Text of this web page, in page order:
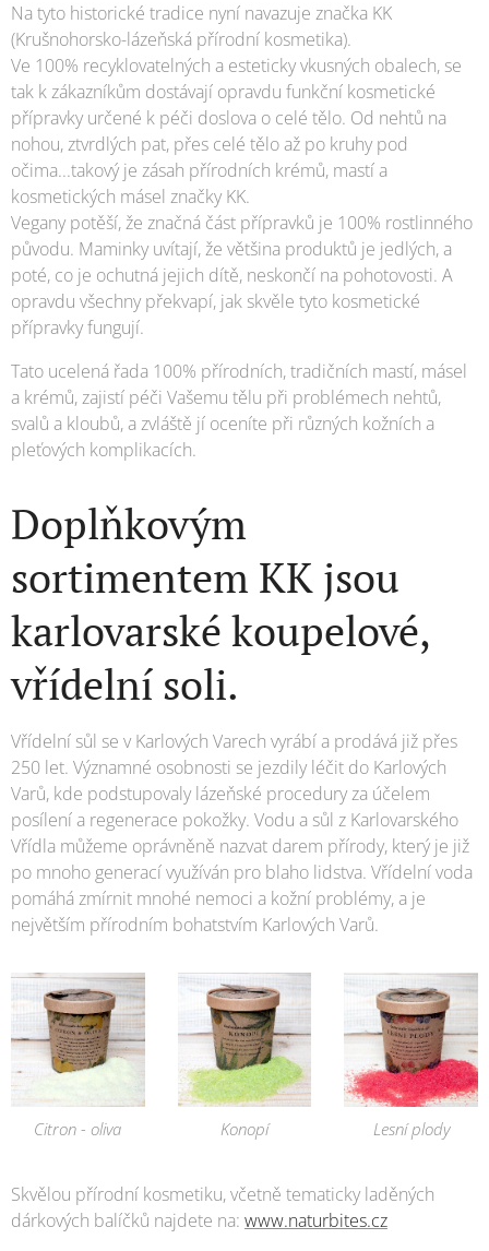
Na tyto historické tradice nyní navazuje značka KK
(Krušnohorsko-lázeňská přírodní kosmetika).
Ve 100% recyklovatelných a esteticky vkusných obalech, se
tak k zákazníkům dostávají opravdu funkční kosmetické
přípravky určené k péči doslova o celé tělo. Od nehtů na
nohou, ztvrdlých pat, přes celé tělo až po kruhy pod
očima...takový je zásah přírodních krémů, mastí a
kosmetických másel značky KK.
Vegany potěší, že značná část přípravků je 100% rostlinného
původu. Maminky uvítají, že většina produktů je jedlých, a
poté, co je ochutná jejich dítě, neskončí na pohotovosti. A
opravdu všechny překvapí, jak skvěle tyto kosmetické
přípravky fungují.
Tato ucelená řada 100% přírodních, tradičních mastí, másel
a krémů, zajistí péči Vašemu tělu při problémech nehtů,
svalů a kloubů, a zvláště jí oceníte při různých kožních a
pleťových komplikacích.
Doplňkovým
sortimentem KK jsou
karlovarské koupelové,
vřídelní soli.
Vřídelní sůl se v Karlových Varech vyrábí a prodává již přes
250 let. Významné osobnosti se jezdily léčit do Karlových
Varů, kde podstupovaly lázeňské procedury za účelem
posílení a regenerace pokožky. Vodu a sůl z Karlovarského
Vřídla můžeme oprávněně nazvat darem přírody, který je již
po mnoho generací využíván pro blaho lidstva. Vřídelní voda
pomáhá zmírnit mnohé nemoci a kožní problémy, a je
největším přírodním bohatstvím Karlových Varů.
Citron - oliva Konopí Lesní plody
Skvělou přírodní kosmetiku, včetně tematicky laděných
dárkových balíčků najdete na: www.naturbites.cz